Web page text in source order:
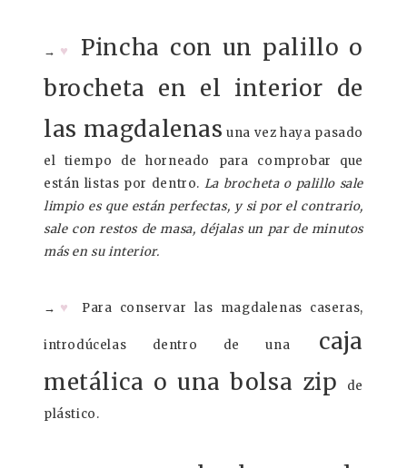
→ ♥ Pincha con un palillo o
brocheta en el interior de
las magdalenas una vez haya pasado
el tiempo de horneado para comprobar que
están listas por dentro. La brocheta o palillo sale
limpio es que están perfectas, y si por el contrario,
sale con restos de masa, déjalas un par de minutos
más en su interior.
→ ♥ Para conservar las magdalenas caseras,
introdúcelas dentro de una
caja
metálica o una bolsa zip
de
plástico.